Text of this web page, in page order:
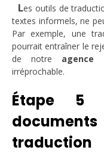
Les outils de
textes informels, ne
Par exemple, une
pourrait entraîner le
de notre agence
irréprochable.
Étape 5
traduction